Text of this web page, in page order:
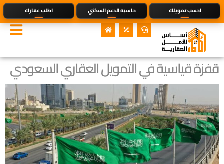
احسب تمويلك حاسبة الدعم السكني اطلب عقارك
قفزة قياسية في التمويل العقاري السعودي